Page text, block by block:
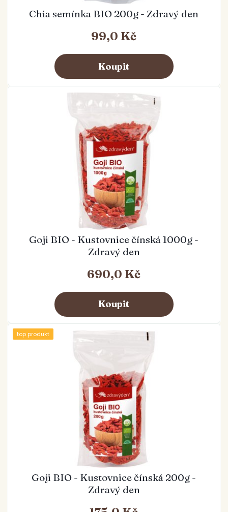
Chia semínka BIO 200g - Zdravý den
99,0 Kč
Goji BIO - Kustovnice čínská 1000g -
Zdravý den
690,0 Kč
Goji BIO - Kustovnice čínská 200g -
Zdravý den
top produkt